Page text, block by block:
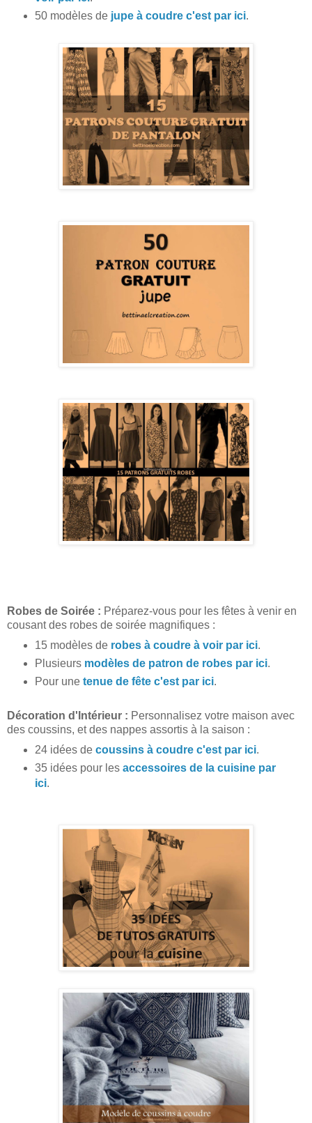
50 modèles de jupe à coudre c'est par ici.
Robes de Soirée : Préparez-vous pour les fêtes à venir en
cousant des robes de soirée magnifiques :
15 modèles de robes à coudre à voir par ici.
Plusieurs modèles de patron de robes par ici.
Pour une tenue de fête c'est par ici.
Décoration d'Intérieur : Personnalisez votre maison avec
des coussins, et des nappes assortis à la saison :
24 idées de coussins à coudre c'est par ici.
35 idées pour les accessoires de la cuisine par
ici.